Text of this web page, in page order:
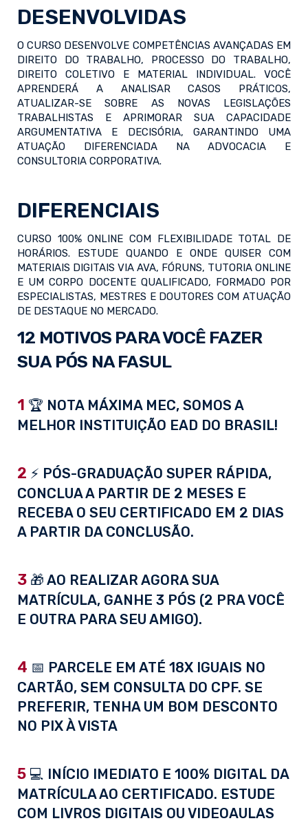
DESENVOLVIDAS
O CURSO DESENVOLVE COMPETÊNCIAS AVANÇADAS EM
DIREITO DO TRABALHO, PROCESSO DO TRABALHO,
DIREITO COLETIVO E MATERIAL INDIVIDUAL. VOCÊ
APRENDERÁ A ANALISAR CASOS PRÁTICOS,
ATUALIZAR-SE SOBRE AS NOVAS LEGISLAÇÕES
TRABALHISTAS E APRIMORAR SUA CAPACIDADE
ARGUMENTATIVA E DECISÓRIA, GARANTINDO UMA
ATUAÇÃO DIFERENCIADA NA ADVOCACIA E
CONSULTORIA CORPORATIVA.
DIFERENCIAIS
CURSO 100% ONLINE COM FLEXIBILIDADE TOTAL DE
HORÁRIOS. ESTUDE QUANDO E ONDE QUISER COM
MATERIAIS DIGITAIS VIA AVA, FÓRUNS, TUTORIA ONLINE
E UM CORPO DOCENTE QUALIFICADO, FORMADO POR
ESPECIALISTAS, MESTRES E DOUTORES COM ATUAÇÃO
DE DESTAQUE NO MERCADO.
12 MOTIVOS PARA VOCÊ FAZER
SUA PÓS NA FASUL
1 🏆 NOTA MÁXIMA MEC, SOMOS A
MELHOR INSTITUIÇÃO EAD DO BRASIL!
2 ⚡ PÓS-GRADUAÇÃO SUPER RÁPIDA,
CONCLUA A PARTIR DE 2 MESES E
RECEBA O SEU CERTIFICADO EM 2 DIAS
A PARTIR DA CONCLUSÃO.
3 🎁 AO REALIZAR AGORA SUA
MATRÍCULA, GANHE 3 PÓS (2 PRA VOCÊ
E OUTRA PARA SEU AMIGO).
4 📅 PARCELE EM ATÉ 18X IGUAIS NO
CARTÃO, SEM CONSULTA DO CPF. SE
PREFERIR, TENHA UM BOM DESCONTO
NO PIX À VISTA
5 💻 INÍCIO IMEDIATO E 100% DIGITAL DA
MATRÍCULA AO CERTIFICADO. ESTUDE
COM LIVROS DIGITAIS OU VIDEOAULAS